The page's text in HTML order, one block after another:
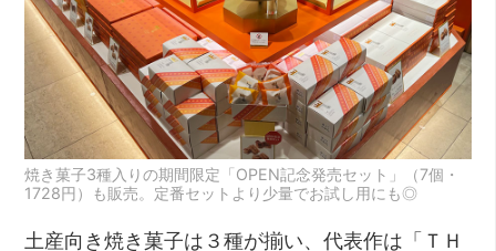
焼き菓子3種入りの期間限定「OPEN記念発売セット」（7個・
1728円）も販売。定番セットより少量でお試し用にも◎
土産向き焼き菓子は３種が揃い、代表作は「ＴＨ